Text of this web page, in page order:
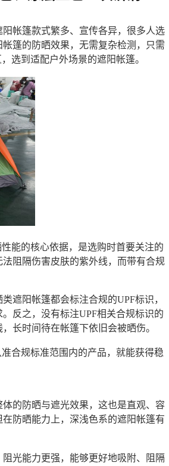
帐篷款式繁多、宣传各异，很多人选
篷的防晒效果，无需复杂检测，只需
选到适配户外场景的遮阳帐篷。
能的核心依据，是选购时首要关注的
阻隔伤害皮肤的紫外线，而带有合规
遮阳帐篷都会标注合规的UPF标识，
反之，没有标注UPF相关合规标识的
长时间待在帐篷下依旧会被晒伤。
合规标准范围内的产品，就能获得稳
的防晒与遮光效果，这也是直观、容
防晒能力上，深浅色系的遮阳帐篷有
光能力更强，能够更好地吸附、阻隔